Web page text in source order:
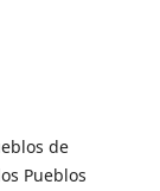
de
Pueblos